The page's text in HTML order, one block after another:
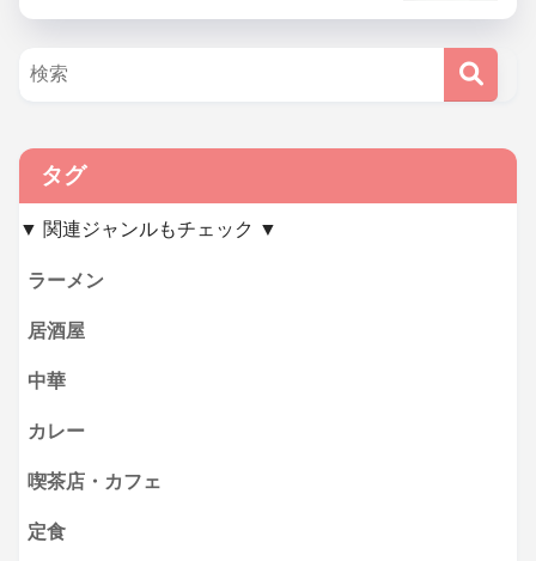
タグ
▼ 関連ジャンルもチェック ▼
ラーメン
居酒屋
中華
カレー
喫茶店・カフェ
定食